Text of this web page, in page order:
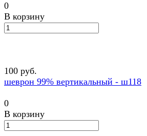
0
В корзину
100 руб.
шеврон 99% вертикальный - ш118
0
В корзину